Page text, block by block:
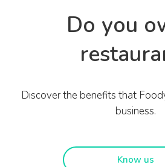
Do you
Discover the benefits that
business.
Know us